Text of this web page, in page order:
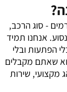
- סוג הרכב,
אנחנו תמיד
הפתעות ובלי
שאתם מקבלים
שירות